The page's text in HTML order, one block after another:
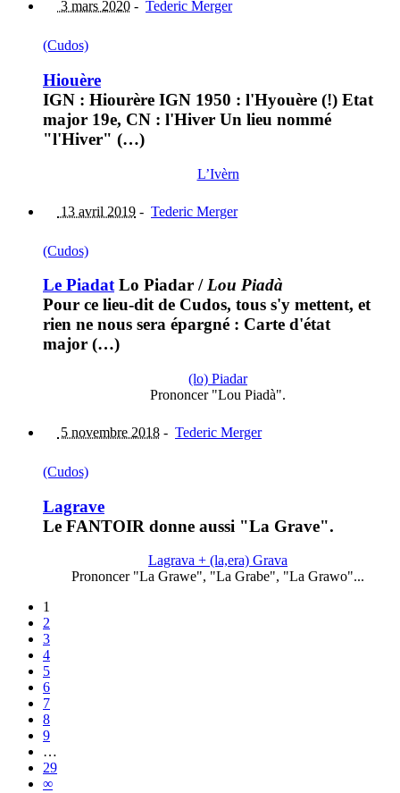
3 mars 2020 - Tederic Merger
(Cudos)
Hiouère
IGN : Hiourère IGN 1950 : l'Hyouère (!) Etat
major 19e, CN : l'Hiver Un lieu nommé
"l'Hiver" (…)
L’Ivèrn
13 avril 2019 - Tederic Merger
(Cudos)
Le PiadatLo Piadar /Lou Piadà
Pour ce lieu-dit de Cudos, tous s'y mettent, et
rien ne nous sera épargné : Carte d'état
major (…)
(lo) Piadar
Prononcer "Lou Piadà".
5 novembre 2018 - Tederic Merger
(Cudos)
Lagrave
Le FANTOIR donne aussi "La Grave".
Lagrava + (la,era) Grava
Prononcer "La Grawe", "La Grabe", "La Grawo"...
1
2
3
4
5
6
7
8
9
…
29
∞